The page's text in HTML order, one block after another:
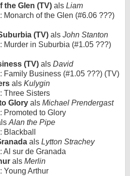
the Glen (TV) als Liam
Monarch of the Glen (#6.06 ???)
(TV) als John Stanton
Murder in Suburbia (#1.05 ???)
(TV) als David
Family Business (#1.05 ???) (TV)
als Kulygin
Three Sisters
Glory als Michael Prendergast
Promoted to Glory
Alan the Pipe
Blackball
als Lytton Strachey
Al sur de Granada
als Merlin
Young Arthur